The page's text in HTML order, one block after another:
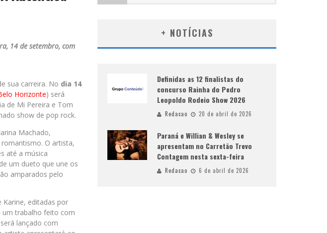
14 de setembro, com
sua carreira. No dia 14
Horizonte) será
de Mi Pereira e Tom
show de pop rock.
Machado,
O artista,
até a música
um dueto que une os
amparados pelo
editadas por
um trabalho feito com
lançado com
+ NOTÍCIAS
Definidas as 12 finalistas do
concurso Rainha do Pedro
Leopoldo Rodeio Show 2026
Redacao 20 de abril de 2026
Paraná e Willian & Wesley se
apresentam no Carretão Trevo
Contagem nesta sexta-feira
Redacao 6 de abril de 2026